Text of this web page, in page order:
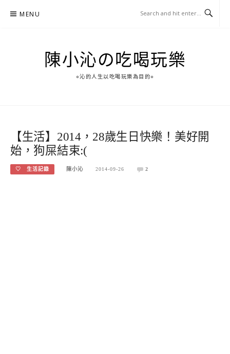
MENU
陳小沁の吃喝玩樂
○沁的人生以吃喝玩樂為目的○
【生活】2014，28歲生日快樂！美好開
始，狗屎結束:(
♡ 生活記錄 陳小沁 2014-09-26 2